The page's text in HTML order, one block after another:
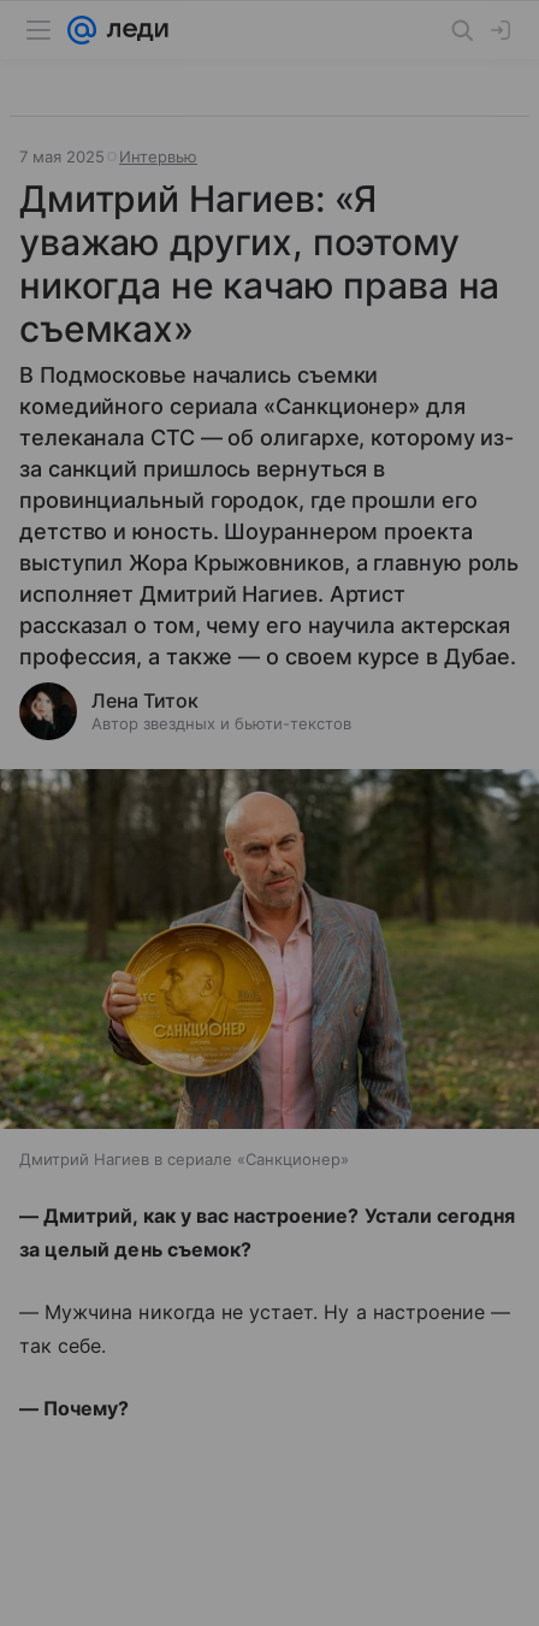
7 мая 2025 Интервью
Дмитрий Нагиев: «Я
уважаю других, поэтому
никогда не качаю права на
съемках»
В Подмосковье начались съемки
комедийного сериала «Санкционер» для
телеканала СТС — об олигархе, которому из-
за санкций пришлось вернуться в
провинциальный городок, где прошли его
детство и юность. Шоураннером проекта
выступил Жора Крыжовников, а главную роль
исполняет Дмитрий Нагиев. Артист
рассказал о том, чему его научила актерская
профессия, а также — о своем курсе в Дубае.
Лена Титок
Автор звездных и бьюти-текстов
Дмитрий Нагиев в сериале «Санкционер»
— Дмитрий, как у вас настроение? Устали сегодня
за целый день съемок?
— Мужчина никогда не устает. Ну а настроение —
так себе.
— Почему?